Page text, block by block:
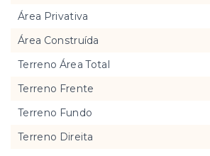
Área Privativa
Área Construída
Terreno Área Total
Terreno Frente
Terreno Fundo
Terreno Direita